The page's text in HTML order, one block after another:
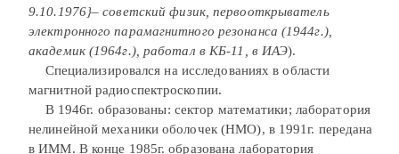
9.10.1976}– советский физик, первооткрыватель
электронного парамагнитного резонанса (1944г.),
академик (1964г.), работал в КБ-11, в ИАЭ).
Специализировался на исследованиях в области
магнитной радиоспектроскопии.
В 1946г. образованы: сектор математики; лаборатория
нелинейной механики оболочек (НМО), в 1991г. передана
в ИММ. В конце 1985г. образована лаборатория